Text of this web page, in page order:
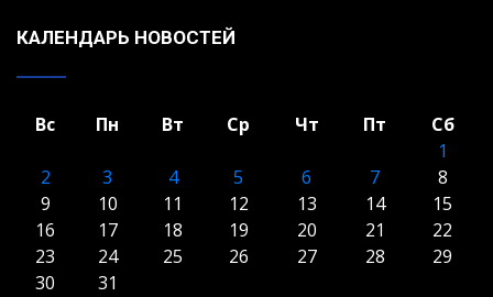
КАЛЕНДАРЬ НОВОСТЕЙ
Вс Пн Вт Ср Чт Пт
Сб
1
2
3 4 5 6 7
8
9
10 11 12 13 14
15
16
17 18 19 20 21
22
23
24 25 26 27 28
29
30
31